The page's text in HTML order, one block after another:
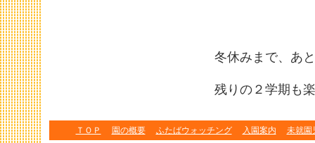
冬休みまで、あ
残りの２学期も
ＴＯＰ 園の概要 ふたばウォッチング 入園案内
未就園